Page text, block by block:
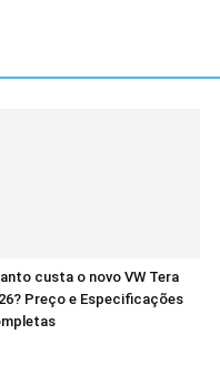
custa o novo VW Tera
Preço e Especificações